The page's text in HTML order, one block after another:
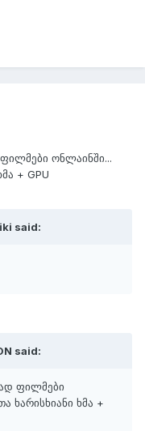
ონლაინში...
+ GPU
said:
said:
ფილმები
ხარისხიანი ხმა +